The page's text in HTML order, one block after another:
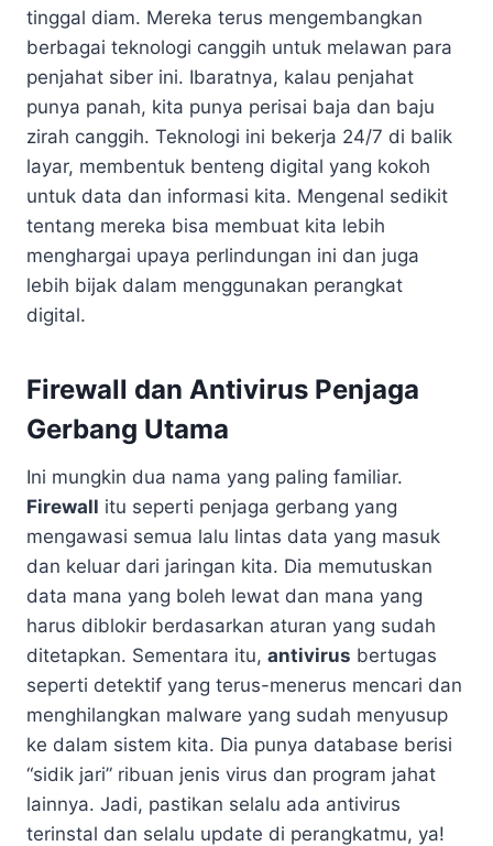
tinggal diam. Mereka terus mengembangkan
berbagai teknologi canggih untuk melawan para
penjahat siber ini. Ibaratnya, kalau penjahat
punya panah, kita punya perisai baja dan baju
zirah canggih. Teknologi ini bekerja 24/7 di balik
layar, membentuk benteng digital yang kokoh
untuk data dan informasi kita. Mengenal sedikit
tentang mereka bisa membuat kita lebih
menghargai upaya perlindungan ini dan juga
lebih bijak dalam menggunakan perangkat
digital.
Firewall dan Antivirus Penjaga
Gerbang Utama
Ini mungkin dua nama yang paling familiar.
Firewall itu seperti penjaga gerbang yang
mengawasi semua lalu lintas data yang masuk
dan keluar dari jaringan kita. Dia memutuskan
data mana yang boleh lewat dan mana yang
harus diblokir berdasarkan aturan yang sudah
ditetapkan. Sementara itu, antivirus bertugas
seperti detektif yang terus-menerus mencari dan
menghilangkan malware yang sudah menyusup
ke dalam sistem kita. Dia punya database berisi
“sidik jari” ribuan jenis virus dan program jahat
lainnya. Jadi, pastikan selalu ada antivirus
terinstal dan selalu update di perangkatmu, ya!